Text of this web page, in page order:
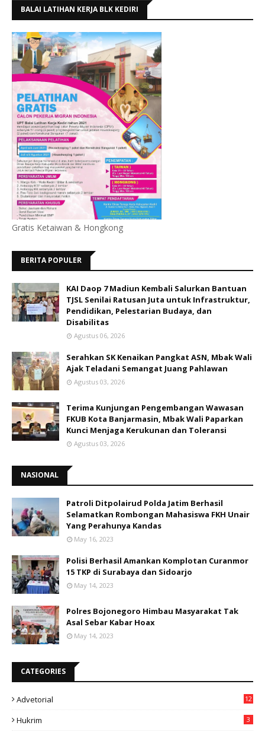
BALAI LATIHAN KERJA BLK KEDIRI
Gratis Ketaiwan & Hongkong
BERITA POPULER
KAI Daop 7 Madiun Kembali Salurkan Bantuan
TJSL Senilai Ratusan Juta untuk Infrastruktur,
Pendidikan, Pelestarian Budaya, dan
Disabilitas
Agustus 06, 2026
Serahkan SK Kenaikan Pangkat ASN, Mbak Wali
Ajak Teladani Semangat Juang Pahlawan
Agustus 03, 2026
Terima Kunjungan Pengembangan Wawasan
FKUB Kota Banjarmasin, Mbak Wali Paparkan
Kunci Menjaga Kerukunan dan Toleransi
Agustus 03, 2026
NASIONAL
Patroli Ditpolairud Polda Jatim Berhasil
Selamatkan Rombongan Mahasiswa FKH Unair
Yang Perahunya Kandas
May 16, 2023
Polisi Berhasil Amankan Komplotan Curanmor
15 TKP di Surabaya dan Sidoarjo
May 14, 2023
Polres Bojonegoro Himbau Masyarakat Tak
Asal Sebar Kabar Hoax
May 14, 2023
CATEGORIES
Advetorial 12
Hukrim 3